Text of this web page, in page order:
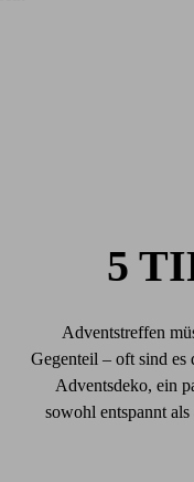
gehen
5
Adventstreffen
Gegenteil – oft sind
Adventsdeko, ein
sowohl entspannt